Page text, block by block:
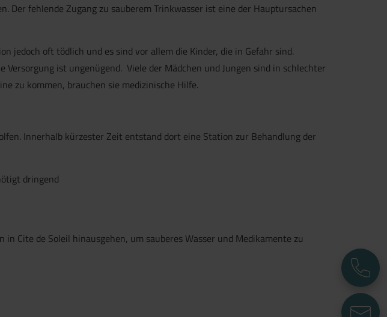
Der fehlende Zugang zu sauberem Trinkwasser ist eine der Hauptursachen
jedoch oft tödlich und es sind vor allem die Kinder, die in Gefahr sind.
ist ungenügend. Viele der Mädchen und Jungen sind in schlechter
zu kommen, brauchen sie medizinische Hilfe.
Innerhalb kürzester Zeit entstand dort eine Station zur Behandlung der
dringend
Cite de Soleil hinausgehen, um sauberes Wasser und Medikamente zu